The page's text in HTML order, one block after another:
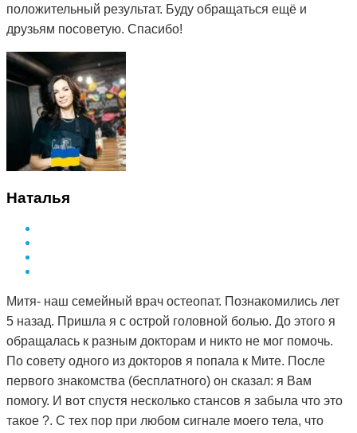
положительный результат. Буду обращаться ещё и
друзьям посоветую. Спасибо!
Наталья
Митя- наш семейный врач остеопат. Познакомились лет
5 назад. Пришла я с острой головной болью. До этого я
обращалась к разным докторам и никто не мог помочь.
По совету одного из докторов я попала к Мите. После
первого знакомства (бесплатного) он сказал: я Вам
помогу. И вот спустя несколько стансов я забыла что это
такое ?. С тех пор при любом сигнале моего тела, что